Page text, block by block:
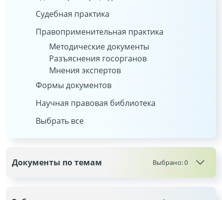
Судебная практика
Правоприменительная практика
Методические документы
Разъяснения госорганов
Мнения экспертов
Формы документов
Научная правовая библиотека
Выбрать все
Документы по темам Выбрано:0